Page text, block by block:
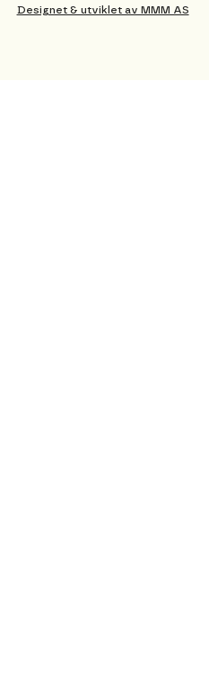
Designet & utviklet av MMM AS